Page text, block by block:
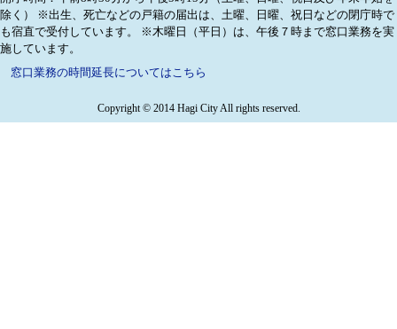
除く）
※出生、死亡などの戸籍の届出は、土曜、日曜、祝日などの閉庁時で
も宿直で受付しています。
※木曜日（平日）は、午後７時まで窓口業務を実
施しています。
窓口業務の時間延長についてはこちら
Copyright © 2014 Hagi City All rights reserved.